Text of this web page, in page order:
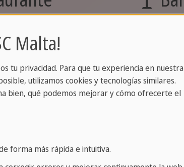
internacional en un
pasta y pizza
ensaladas
caseras.
también están
llevar. Llámanos:
vas a
si
por la
deliciosos
También
variedad
cafés,
Malta!
tu privacidad. Para que tu experiencia en nuestra
utilizamos cookies y tecnologías similares.
bien, qué podemos mejorar y cómo ofrecerte el
forma más rápida e intuitiva.